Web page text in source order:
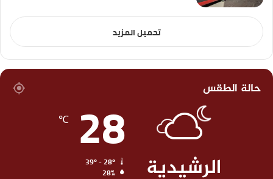
تحميل المزيد
حالة الطقس
الرشيدية
28
℃
28%